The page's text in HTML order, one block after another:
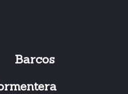
Barcos